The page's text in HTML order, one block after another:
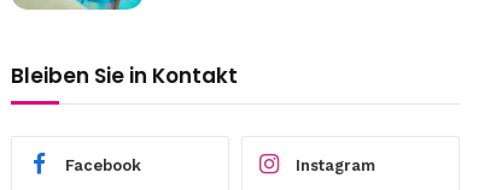
Bleiben Sie in Kontakt
Facebook Instagram